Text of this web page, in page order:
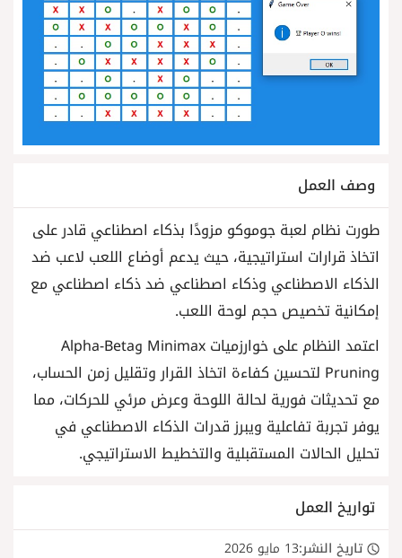
وصف العمل
طورت نظام لعبة جوموكو مزودًا بذكاء اصطناعي قادر على
اتخاذ قرارات استراتيجية، حيث يدعم أوضاع اللعب لاعب ضد
الذكاء الاصطناعي وذكاء اصطناعي ضد ذكاء اصطناعي مع
إمكانية تخصيص حجم لوحة اللعب.
اعتمد النظام على خوارزميات Minimax وAlpha-Beta
Pruning لتحسين كفاءة اتخاذ القرار وتقليل زمن الحساب،
مع تحديثات فورية لحالة اللوحة وعرض مرئي للحركات، مما
يوفر تجربة تفاعلية ويبرز قدرات الذكاء الاصطناعي في
تحليل الحالات المستقبلية والتخطيط الاستراتيجي.
تواريخ العمل
تاريخ النشر:13 مايو 2026